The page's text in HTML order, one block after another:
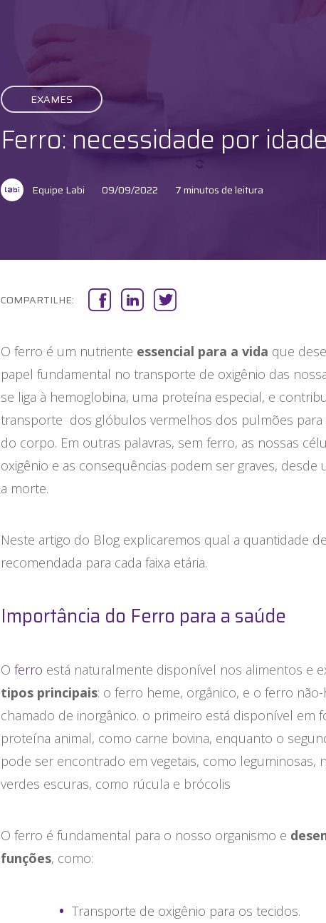
EXAMES
Ferro: necessidade por idade
Equipe Labi 09/09/2022 7 minutos de leitura
COMPARTILHE:
O ferro é um nutriente essencial para a vida que
papel fundamental no transporte de oxigênio das
se liga à hemoglobina, uma proteína especial, e
transporte dos glóbulos vermelhos dos pulmões
do corpo. Em outras palavras, sem ferro, as nossas
oxigênio e as consequências podem ser graves, desde
a morte.
Neste artigo do Blog explicaremos qual a quantidade
recomendada para cada faixa etária.
Importância do Ferro para a saúde
O ferro está naturalmente disponível nos alimentos e
tipos principais: o ferro heme, orgânico, e o ferro
chamado de inorgânico. o primeiro está disponível em
proteína animal, como carne bovina, enquanto o
pode ser encontrado em vegetais, como leguminosas,
verdes escuras, como rúcula e brócolis
O ferro é fundamental para o nosso organismo e
funções, como:
Transporte de oxigênio para os tecidos.